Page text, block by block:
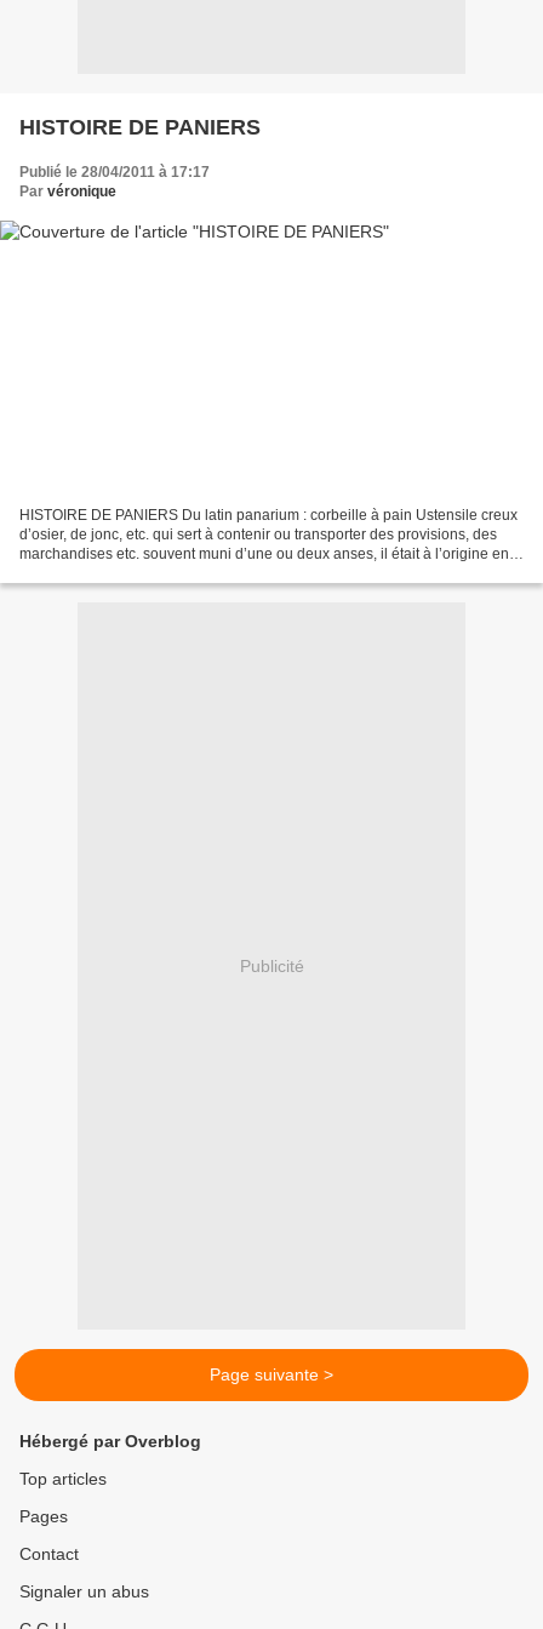
HISTOIRE DE PANIERS
Publié le 28/04/2011 à 17:17
Par véronique
HISTOIRE DE PANIERS Du latin panarium : corbeille à pain Ustensile creux
d’osier, de jonc, etc. qui sert à contenir ou transporter des provisions, des
marchandises etc. souvent muni d’une ou deux anses, il était à l’origine en
Publicité
Page suivante >
Hébergé par Overblog
Top articles
Pages
Contact
Signaler un abus